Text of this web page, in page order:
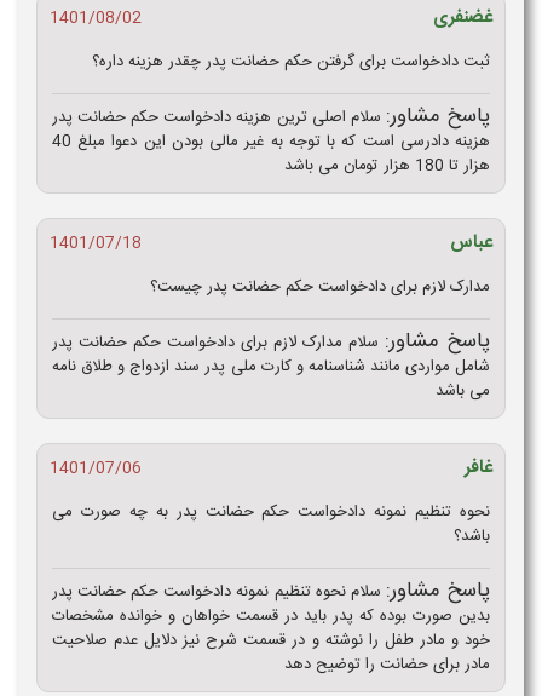
غضنفری
1401/08/02
ثبت دادخواست برای گرفتن حکم حضانت پدر چقدر هزینه داره؟
پاسخ مشاور: سلام اصلی ترین هزینه دادخواست حکم حضانت پدر
هزینه دادرسی است که با توجه به غیر مالی بودن این دعوا مبلغ 40
هزار تا 180 هزار تومان می باشد
عباس
1401/07/18
مدارک لازم برای دادخواست حکم حضانت پدر چیست؟
پاسخ مشاور: سلام مدارک لازم برای دادخواست حکم حضانت پدر
شامل مواردی مانند شناسنامه و کارت ملی پدر سند ازدواج و طلاق نامه
می باشد
غافر
1401/07/06
نحوه تنظیم نمونه دادخواست حکم حضانت پدر به چه صورت می
باشد؟
پاسخ مشاور: سلام نحوه تنظیم نمونه دادخواست حکم حضانت پدر
بدین صورت بوده که پدر باید در قسمت خواهان و خوانده مشخصات
خود و مادر طفل را نوشته و در قسمت شرح نیز دلایل عدم صلاحیت
مادر برای حضانت را توضیح دهد